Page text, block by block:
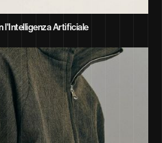
l'Intelligenza Artificiale